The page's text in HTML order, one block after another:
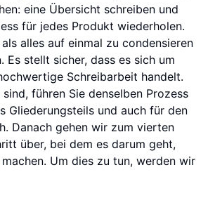
eine Übersicht schreiben und
für jedes Produkt wiederholen.
alles auf einmal zu condensieren
Es stellt sicher, dass es sich um
Schreibarbeit handelt.
führen Sie denselben Prozess
Gliederungsteils und auch für den
Danach gehen wir zum vierten
über, bei dem es darum geht,
Um dies zu tun, werden wir